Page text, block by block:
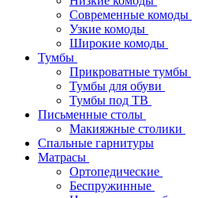
Современные комоды
Узкие комоды
Широкие комоды
Тумбы
Прикроватные тумбы
Тумбы для обуви
Тумбы под ТВ
Письменные столы
Макияжные столики
Спальные гарнитуры
Матрасы
Ортопедические
Беспружинные